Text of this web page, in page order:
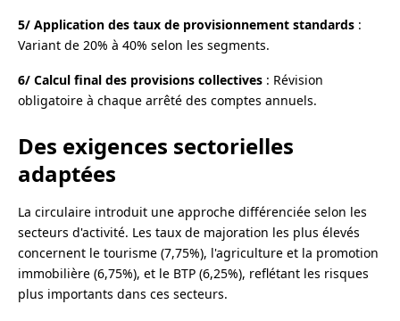
5/ Application des taux de provisionnement standards :
Variant de 20% à 40% selon les segments.
6/ Calcul final des provisions collectives : Révision
obligatoire à chaque arrêté des comptes annuels.
Des exigences sectorielles
adaptées
La circulaire introduit une approche différenciée selon les
secteurs d'activité. Les taux de majoration les plus élevés
concernent le tourisme (7,75%), l'agriculture et la promotion
immobilière (6,75%), et le BTP (6,25%), reflétant les risques
plus importants dans ces secteurs.